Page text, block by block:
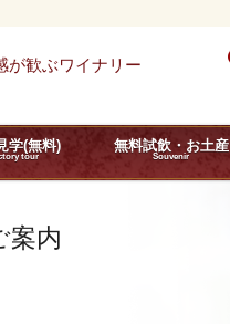
が歓ぶワイナリー
学(無料)
tour
無料試飲・お土産
Souvenir
案内